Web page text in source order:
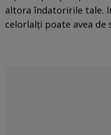
altora îndatoririle tale.
celorlalți poate avea de